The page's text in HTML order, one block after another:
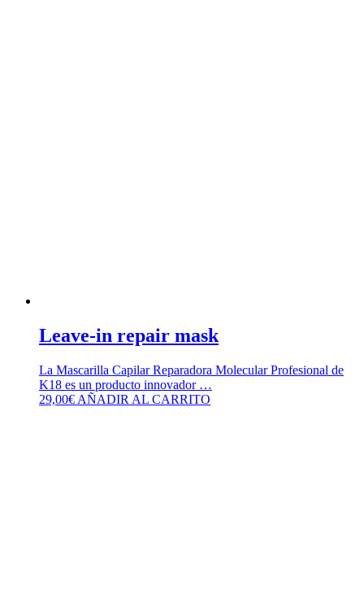
Leave-in repair mask
La Mascarilla Capilar Reparadora Molecular Profesional de
K18 es un producto innovador …
29,00€ AÑADIR AL CARRITO